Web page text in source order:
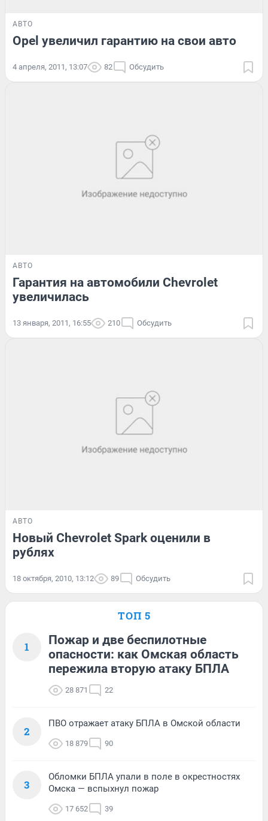
АВТО
Opel увеличил гарантию на свои авто
4 апреля, 2011, 13:07 82 Обсудить
АВТО
Гарантия на автомобили Chevrolet
увеличилась
13 января, 2011, 16:55 210 Обсудить
АВТО
Новый Chevrolet Spark оценили в
рублях
18 октября, 2010, 13:12 89 Обсудить
ТОП 5
1
Пожар и две беспилотные
опасности: как Омская область
пережила вторую атаку БПЛА
28 871 22
2
ПВО отражает атаку БПЛА в Омской области
18 879 90
3
Обломки БПЛА упали в поле в окрестностях
Омска — вспыхнул пожар
17 652 39